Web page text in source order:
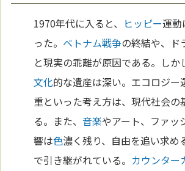
1970年代に入ると、 ヒッピー運動
った。 ベトナム戦争の終結や、ド
と現実の乖離が原因である。しか
文化的な遺産は深い。エコロジー
重といった考え方は、現代社会の
る。また、音楽やアート、ファッ
響は色濃く残り、自由を追い求め
で引き継がれている。 カウンター